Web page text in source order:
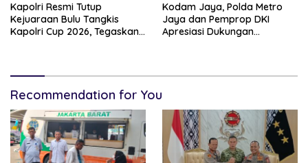
Kapolri Resmi Tutup
Kejuaraan Bulu Tangkis
Kapolri Cup 2026, Tegaskan
Kodam Jaya, Polda Metro
Jaya dan Pemprop DKI
Apresiasi Dukungan
Recommendation for You